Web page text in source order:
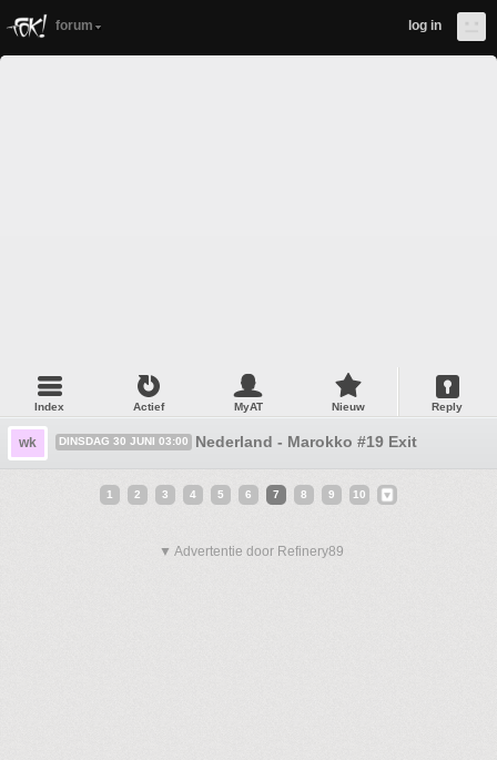
forum log in
Index Actief MyAT Nieuw Reply
wk DINSDAG 30 JUNI 03:00 Nederland - Marokko #19 Exit
1 2 3 4 5 6 7 8 9 10
▼ Advertentie door Refinery89